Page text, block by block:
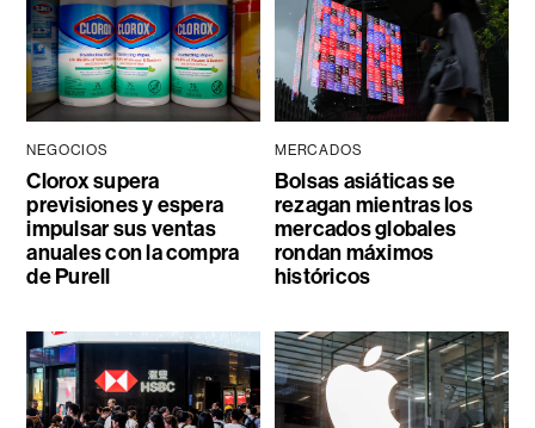
NEGOCIOS
Clorox supera
previsiones y espera
impulsar sus ventas
anuales con la compra
de Purell
MERCADOS
Bolsas asiáticas se
rezagan mientras los
mercados globales
rondan máximos
históricos